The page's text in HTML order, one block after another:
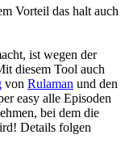
Vorteil das halt auch
ist wegen der
diesem Tool auch
von Rulaman und den
easy alle Episoden
bei dem die
Details folgen